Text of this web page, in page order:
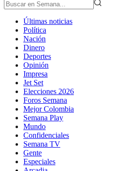
Últimas noticias
Política
Nación
Dinero
Deportes
Opinión
Impresa
Jet Set
Elecciones 2026
Foros Semana
Mejor Colombia
Semana Play
Mundo
Confidenciales
Semana TV
Gente
Especiales